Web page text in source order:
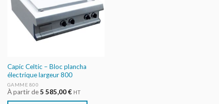
Capic Celtic – Bloc plancha
électrique largeur 800
GAMME 800
À partir de5 585,00€ HT